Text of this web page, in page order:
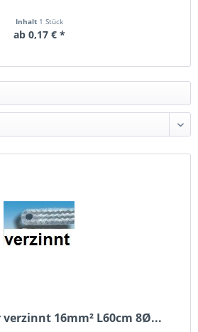
Inhalt 1 Stück
ab 0,17 € *
16mm² L60cm 8Ø...